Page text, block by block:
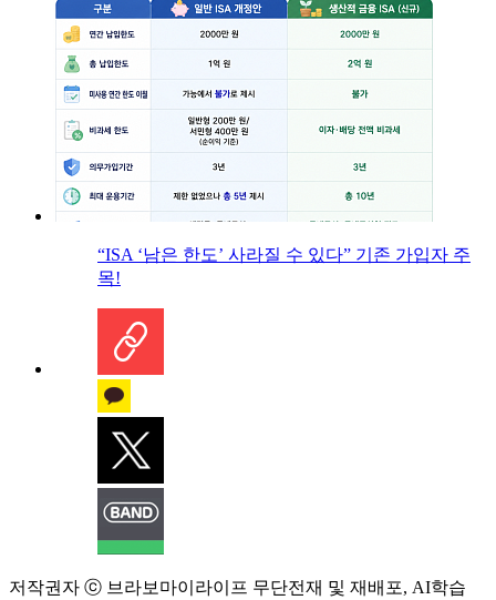
“ISA ‘남은 한도’ 사라질 수 있다” 기존 가입자 주
목!
저작권자 ⓒ 브라보마이라이프 무단전재 및 재배포, AI학습